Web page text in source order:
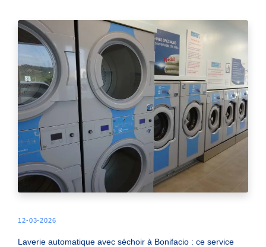
12-03-2026
Laverie automatique avec séchoir à Bonifacio : ce service